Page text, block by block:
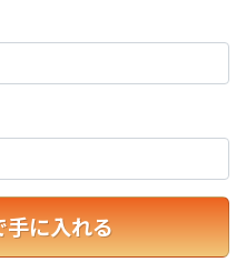
に入れる